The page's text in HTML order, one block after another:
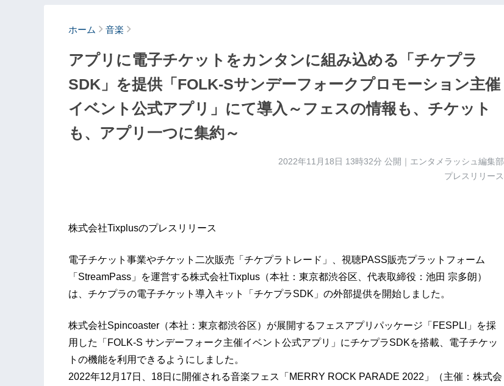
ホーム 音楽
アプリに電子チケットをカンタンに組み込める「チケプラ
SDK」を提供「FOLK-Sサンデーフォークプロモーション主催
イベント公式アプリ」にて導入～フェスの情報も、チケット
も、アプリ一つに集約～
2022年11月18日 13時32分 公開｜エンタメラッシュ編集部
プレスリリース
株式会社Tixplusのプレスリリース
電子チケット事業やチケット二次販売「チケプラトレード」、視聴PASS販売プラットフォーム
「StreamPass」を運営する株式会社Tixplus（本社：東京都渋谷区、代表取締役：池田 宗多朗）
は、チケプラの電子チケット導入キット「チケプラSDK」の外部提供を開始しました。
株式会社Spincoaster（本社：東京都渋谷区）が展開するフェスアプリパッケージ「FESPLI」を採
用した「FOLK-S サンデーフォーク主催イベント公式アプリ」にチケプラSDKを搭載、電子チケッ
トの機能を利用できるようにしました。
2022年12月17日、18日に開催される音楽フェス「MERRY ROCK PARADE 2022」（主催：株式会